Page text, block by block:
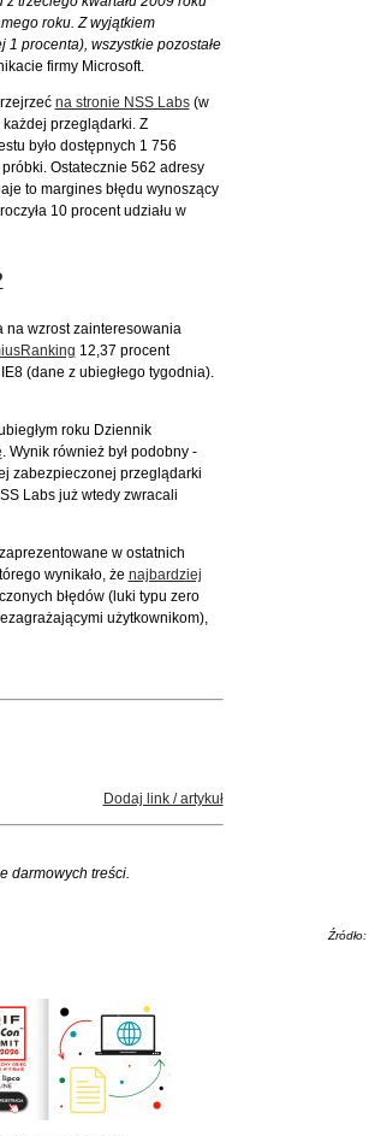
roku. Z wyjątkiem
procenta), wszystkie pozostałe
firmy Microsoft.
na stronie NSS Labs(w
przeglądarki. Z
było dostępnych 1 756
Ostatecznie 562 adresy
to margines błędu wynoszący
10 procent udziału w
na wzrost zainteresowania
12,37 procent
(dane z ubiegłego tygodnia).
roku Dziennik
. Wynik również był podobny -
zabezpieczonej przeglądarki
Labs już wtedy zwracali
w ostatnich
wynikało, że najbardziej
błędów (luki typu zero
użytkownikom),
Dodaj link / artykuł
darmowych treści.
Źródło: